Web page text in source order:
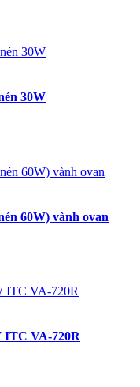
30W
60W) vành ovan
ITC VA-720R